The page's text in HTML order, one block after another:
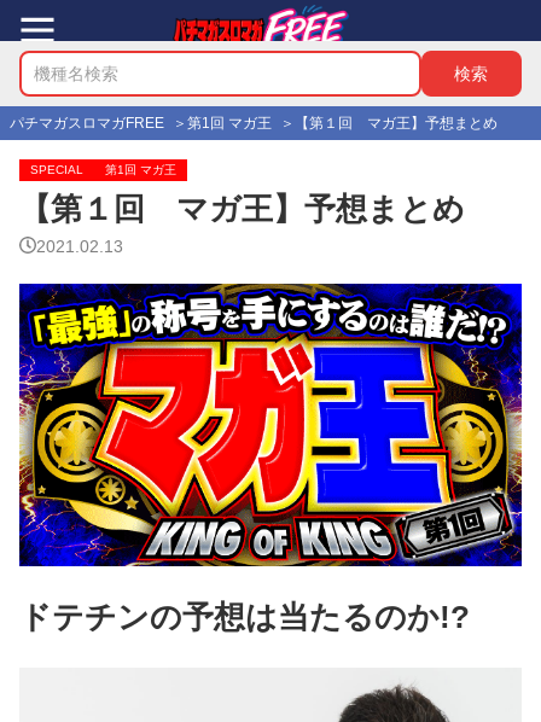
パチマガスロマガFREE 第1回 マガ王 【第１回 マガ王】予想まとめ
SPECIAL 第1回 マガ王
【第１回 マガ王】予想まとめ
2021.02.13
ドテチンの予想は当たるのか!?